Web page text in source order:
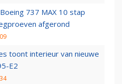
737 MAX 10 stap
afgerond
toont interieur van nieuwe
E2